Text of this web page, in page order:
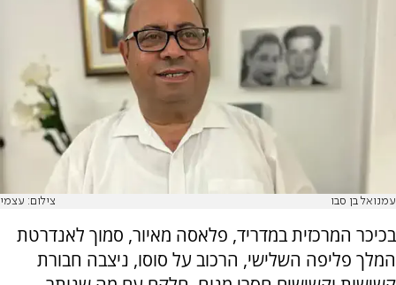
עמנואל בן סבו צילום: עצמי
בכיכר המרכזית במדריד, פלאסה מאיור, סמוך לאנדרטת
המלך פליפה השלישי, הרכוב על סוסו, ניצבה חבורת